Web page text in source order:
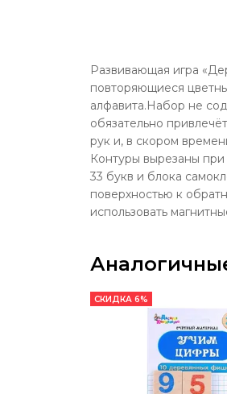
Развивающая игра
повторяющиеся
алфавита.Набор не
обязательно
рук и, в скором
Контуры вырезаны
33 букв и блока
поверхностью к
использовать
СКИДКА 6%